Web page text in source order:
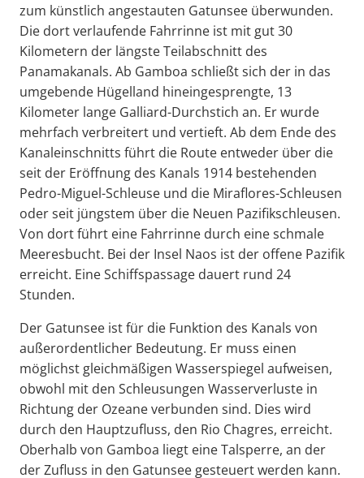
zum künstlich angestauten Gatunsee überwunden.
Die dort verlaufende Fahrrinne ist mit gut 30
Kilometern der längste Teilabschnitt des
Panamakanals. Ab Gamboa schließt sich der in das
umgebende Hügelland hineingesprengte, 13
Kilometer lange Galliard-Durchstich an. Er wurde
mehrfach verbreitert und vertieft. Ab dem Ende des
Kanaleinschnitts führt die Route entweder über die
seit der Eröffnung des Kanals 1914 bestehenden
Pedro-Miguel-Schleuse und die Miraflores-Schleusen
oder seit jüngstem über die Neuen Pazifikschleusen.
Von dort führt eine Fahrrinne durch eine schmale
Meeresbucht. Bei der Insel Naos ist der offene Pazifik
erreicht. Eine Schiffspassage dauert rund 24
Stunden.
Der Gatunsee ist für die Funktion des Kanals von
außerordentlicher Bedeutung. Er muss einen
möglichst gleichmäßigen Wasserspiegel aufweisen,
obwohl mit den Schleusungen Wasserverluste in
Richtung der Ozeane verbunden sind. Dies wird
durch den Hauptzufluss, den Rio Chagres, erreicht.
Oberhalb von Gamboa liegt eine Talsperre, an der
der Zufluss in den Gatunsee gesteuert werden kann.